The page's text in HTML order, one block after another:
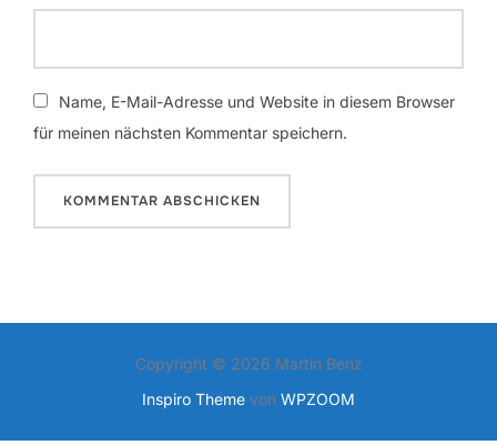
Name, E-Mail-Adresse und Website in diesem Browser
für meinen nächsten Kommentar speichern.
Copyright © 2026 Martin Benz
Inspiro Theme von WPZOOM